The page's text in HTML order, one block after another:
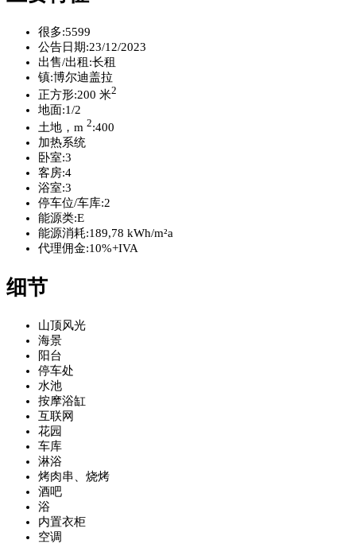
很多:5599
公告日期:23/12/2023
出售/出租:长租
镇:博尔迪盖拉
正方形:200 米2
地面:1/2
土地，m 2:400
加热系统
卧室:3
客房:4
浴室:3
停车位/车库:2
能源类:E
能源消耗:189,78 kWh/m²a
代理佣金:10%+IVA
细节
山顶风光
海景
阳台
停车处
水池
按摩浴缸
互联网
花园
车库
淋浴
烤肉串、烧烤
酒吧
浴
内置衣柜
空调